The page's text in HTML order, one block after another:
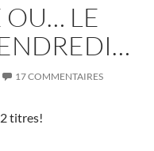
OU… LE
17 COMMENTAIRES
titres!